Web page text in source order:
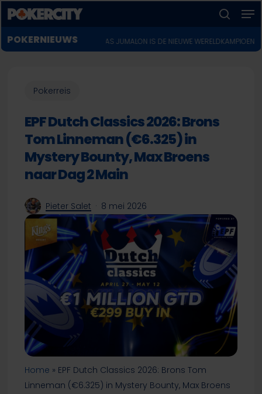
Skip
to
main
content
POKERNIEUWS
WSOP 2026: LUCAS JUMALON IS DE NIEUWE WERELDKAMPIOEN VOOR $10
Pokerreis
EPF Dutch Classics 2026: Brons
Tom Linneman (€6.325) in
Mystery Bounty, Max Broens
naar Dag 2 Main
Pieter Salet 8 mei 2026
Home » EPF Dutch Classics 2026: Brons Tom
Linneman (€6.325) in Mystery Bounty, Max Broens
Menu
sluiten